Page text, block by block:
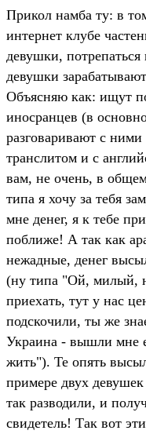
Прикол намба ту: в
интернет клубе
девушки,
девушки
Объясняю как: ищут
иносранцев (в
разговаривают с
транслитом и с
вам, не очень, в
типа я хочу за тебя
мне денег, я к тебе
поближе! А так как
нежадные, денег
(ну типа "Ой, милый,
приехать, тут у нас
подскочили, ты же
Украина - вышли мне
жить"). Те опять
примере двух
так разводили, и
свидетель! Так вот